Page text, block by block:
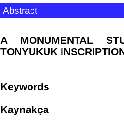
Abstract
A MONUMENTAL
TONYUKUK
Keywords
Kaynakça